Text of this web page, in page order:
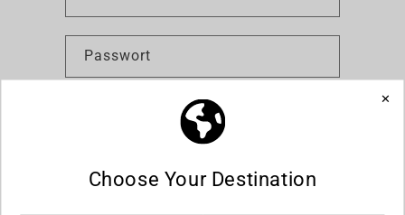
Passwort
Hast du dein Passwort vergessen?